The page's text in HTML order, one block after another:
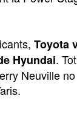
Toyota
Hyundai.
Neuville